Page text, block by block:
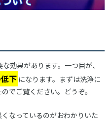
効果があります。一つ目が、
下 になります。まずは洗浄に
でご覧ください。どうぞ。
なっているのがおわかりいた